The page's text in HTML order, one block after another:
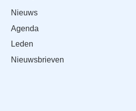
Nieuws
Agenda
Leden
Nieuwsbrieven